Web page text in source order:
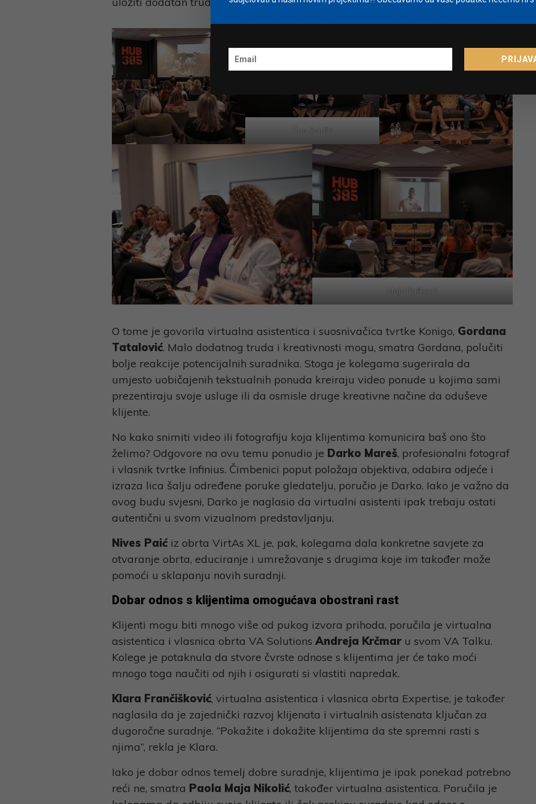
Tina Svirčić
Maja Puškarić
O tome je govorila virtualna asistentica i suosnivačica tvrtke Konigo, Gordana
Tatalović. Malo dodatnog truda i kreativnosti mogu, smatra Gordana, polučiti
bolje reakcije potencijalnih suradnika. Stoga je kolegama sugerirala da
umjesto uobičajenih tekstualnih ponuda kreiraju video ponude u kojima sami
prezentiraju svoje usluge ili da osmisle druge kreativne načine da oduševe
klijente.
No kako snimiti video ili fotografiju koja klijentima komunicira baš ono što
želimo? Odgovore na ovu temu ponudio je Darko Mareš, profesionalni fotograf
i vlasnik tvrtke Infinius. Čimbenici poput položaja objektiva, odabira odjeće i
izraza lica šalju određene poruke gledatelju, poručio je Darko. Iako je važno da
ovog budu svjesni, Darko je naglasio da virtualni asistenti ipak trebaju ostati
autentični u svom vizualnom predstavljanju.
Nives Paićiz obrta VirtAs XL je, pak, kolegama dala konkretne savjete za
otvaranje obrta, educiranje i umrežavanje s drugima koje im također može
pomoći u sklapanju novih suradnji.
Dobar odnos s klijentima omogućava obostrani rast
Klijenti mogu biti mnogo više od pukog izvora prihoda, poručila je virtualna
asistentica i vlasnica obrta VA Solutions Andreja Krčmaru svom VA Talku.
Kolege je potaknula da stvore čvrste odnose s klijentima jer će tako moći
mnogo toga naučiti od njih i osigurati si vlastiti napredak.
Klara Frančišković, virtualna asistentica i vlasnica obrta Expertise, je također
naglasila da je zajednički razvoj klijenata i virtualnih asistenata ključan za
dugoročne suradnje. “Pokažite i dokažite klijentima da ste spremni rasti s
njima”, rekla je Klara.
Iako je dobar odnos temelj dobre suradnje, klijentima je ipak ponekad potrebno
reći ne, smatra Paola Maja Nikolić, također virtualna asistentica. Poručila je